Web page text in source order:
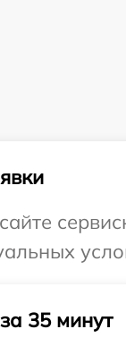
35 минут